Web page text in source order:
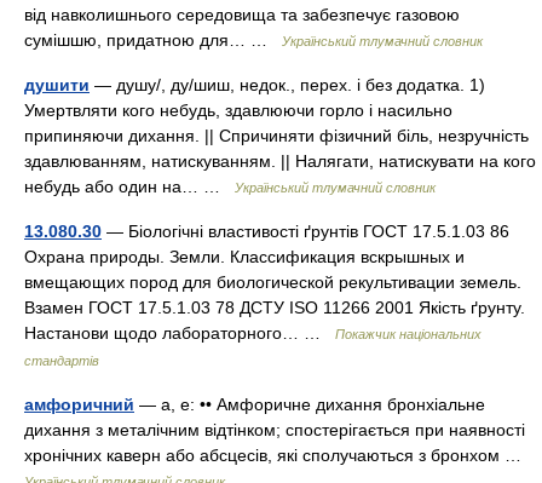
від навколишнього середовища та забезпечує газовою
сумішшю, придатною для… …
Український тлумачний словник
душити — душу/, ду/шиш, недок., перех. і без додатка. 1)
Умертвляти кого небудь, здавлюючи горло і насильно
припиняючи дихання. || Спричиняти фізичний біль, незручність
здавлюванням, натискуванням. || Налягати, натискувати на кого
небудь або один на… …
Український тлумачний словник
13.080.30 — Біологічні властивості ґрунтів ГОСТ 17.5.1.03 86
Охрана природы. Земли. Классификация вскрышных и
вмещающих пород для биологической рекультивации земель.
Взамен ГОСТ 17.5.1.03 78 ДСТУ ISO 11266 2001 Якість ґрунту.
Настанови щодо лабораторного… …
Покажчик національних
стандартів
амфоричний — а, е: •• Амфоричне дихання бронхіальне
дихання з металічним відтінком; спостерігається при наявності
хронічних каверн або абсцесів, які сполучаються з бронхом …